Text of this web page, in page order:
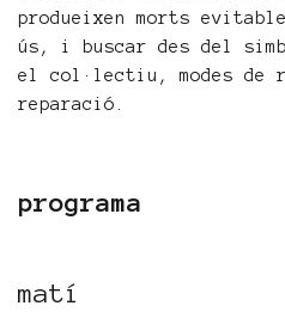
produeixen morts
ús, i buscar des del
el col·lectiu, modes de
reparació.
programa
matí